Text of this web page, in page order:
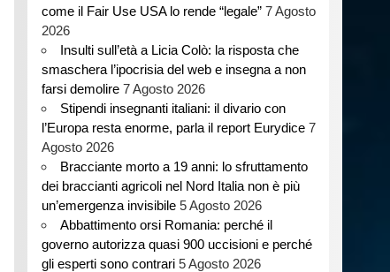
come il Fair Use USA lo rende “legale” 7 Agosto
2026
Insulti sull’età a Licia Colò: la risposta che
smaschera l’ipocrisia del web e insegna a non
farsi demolire 7 Agosto 2026
Stipendi insegnanti italiani: il divario con
l’Europa resta enorme, parla il report Eurydice 7
Agosto 2026
Bracciante morto a 19 anni: lo sfruttamento
dei braccianti agricoli nel Nord Italia non è più
un’emergenza invisibile 5 Agosto 2026
Abbattimento orsi Romania: perché il
governo autorizza quasi 900 uccisioni e perché
gli esperti sono contrari 5 Agosto 2026